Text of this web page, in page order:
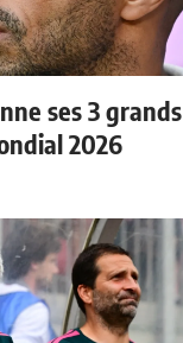
ses 3 grands
2026